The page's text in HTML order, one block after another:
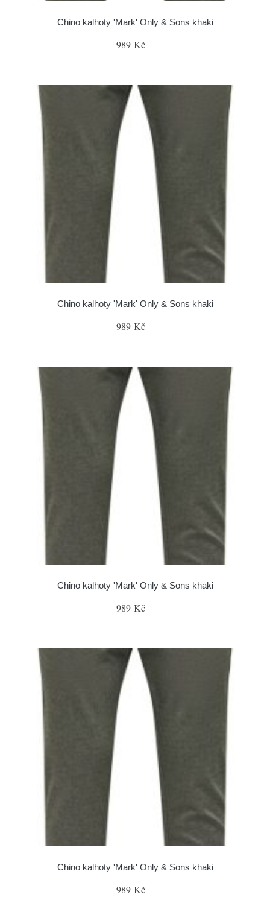
Chino kalhoty 'Mark' Only & Sons khaki
989 Kč
Chino kalhoty 'Mark' Only & Sons khaki
989 Kč
Chino kalhoty 'Mark' Only & Sons khaki
989 Kč
Chino kalhoty 'Mark' Only & Sons khaki
989 Kč